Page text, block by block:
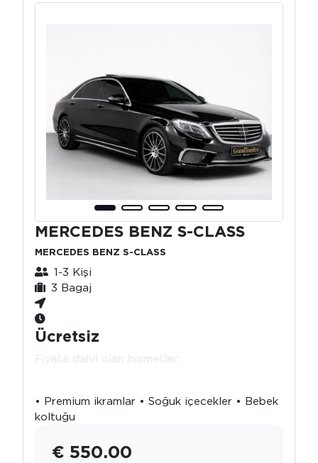
MERCEDES BENZ S-CLASS
MERCEDES BENZ S-CLASS
1-3 Kişi
3 Bagaj
Ücretsiz
Fiyata dahil olan hizmetler:
• Premium ikramlar • Soğuk içecekler • Bebek
koltuğu
€ 550.00